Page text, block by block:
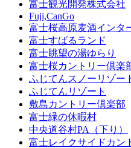
富士観光開発株式会社
Fuji,CanGo
富士桜高原麦酒インタ
富士すばるランド
富士眺望の湯ゆらり
富士桜カントリー倶楽
ふじてんスノーリゾー
ふじてんリゾート
敷島カントリー倶楽部
富士緑の休暇村
中央道谷村PA（下り）
富士レイクサイドカン